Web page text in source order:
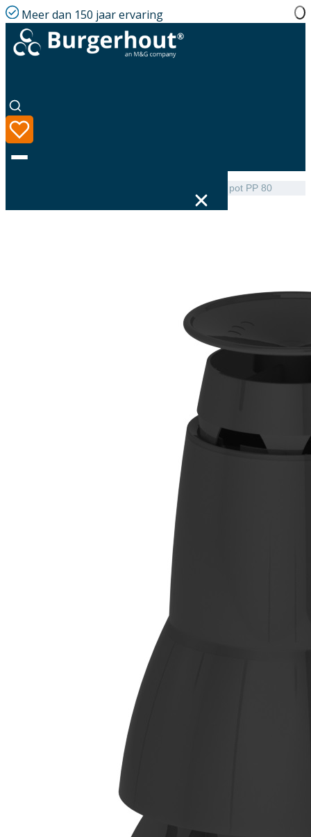
Meer dan 150 jaar ervaring
Flexline Top Skyline chimney pot PP 80